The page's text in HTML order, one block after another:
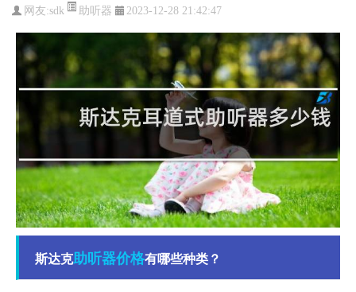
网友:sdk 助听器 2023-12-28 21:42:47
斯达克助听器价格有哪些种类？